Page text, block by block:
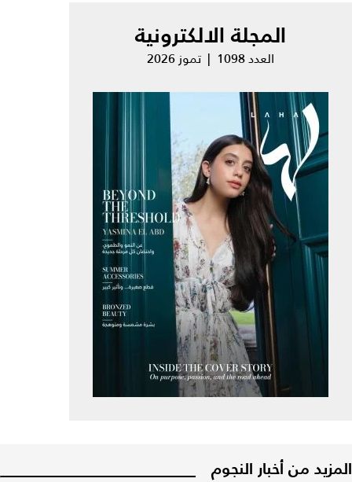
المجلة الالكترونية
العدد 1098 | تموز 2026
المزيد من أخبار النجوم